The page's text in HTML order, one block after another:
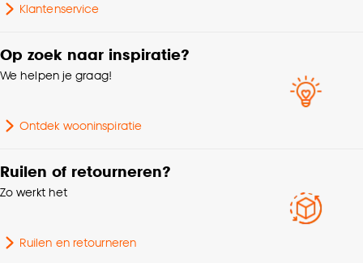
Klantenservice
Op zoek naar inspiratie?
We helpen je graag!
Ontdek wooninspiratie
Ruilen of retourneren?
Zo werkt het
Ruilen en retourneren